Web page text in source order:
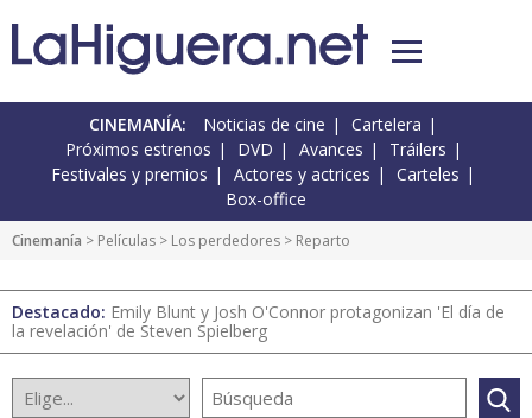
CINEMANÍA: Noticias de cine
Cartelera
Próximos estrenos
DVD Avances
Tráilers
Festivales y premios
Actores y actrices
Carteles
Box-office
Cinemanía > Películas > Los perdedores > Reparto
Destacado: Emily Blunt y Josh O'Connor protagonizan 'El día de
la revelación' de Steven Spielberg